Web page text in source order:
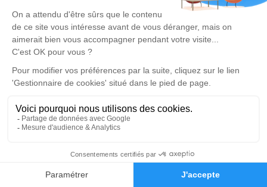
Faire-part Hommages
aura lieu au cimetière de Lunel-Viel à 16h30 et
s'ensuivra une collation pour évoquer nos meilleurs
souvenirs de lui.
Nous vous invitons à utiliser cet espace pour
laisser vos condoléances, partager des photos
souvenirs, une anecdote ou exprimer vos pensées
à travers des poèmes ou des textes. Cet endroit
est un lieu d'expression dédié à honorer la
mémoire de Gerard OUWERLING.
Beste familie en vrienden,